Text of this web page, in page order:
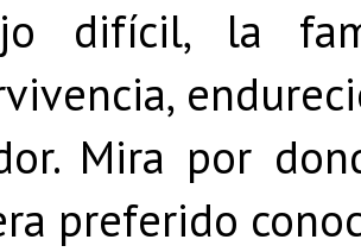
difícil, la
Mira por
preferido